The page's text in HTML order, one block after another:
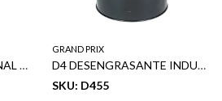
GRAND PRIX TOQUE FINAL BRILLA & PROTEGE 5GL
GRAND PRIX
D4 DESENGRASANTE INDUSTRIAL 55GL
SKU: D455